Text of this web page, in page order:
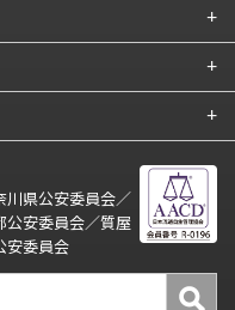
県公安委員会／
安委員会／質屋
安委員会